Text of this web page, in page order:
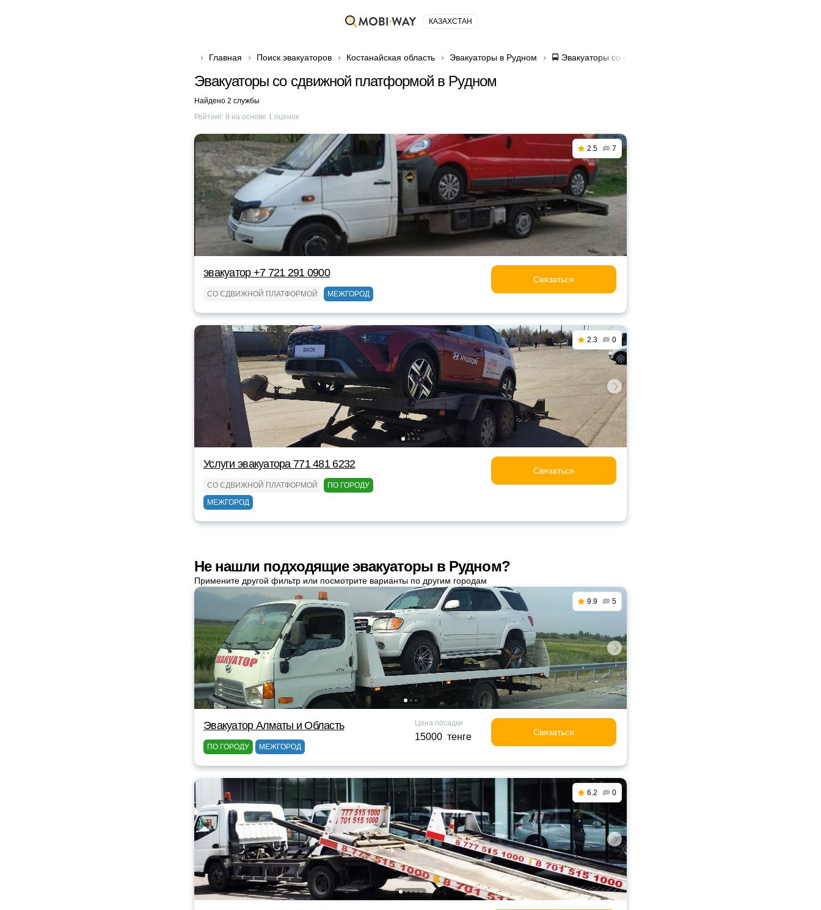
КАЗАХСТАН
Главная Поиск эвакуаторов Костанайская область Эвакуаторы в Рудном 🚍 Эвакуаторы со сдвижной платформой в Рудном
Эвакуаторы со сдвижной платформой в Рудном
Найдено 2 службы
Рейтинг: 8 на основе 1 оценок
2.5 7
эвакуатор +7 721 291 0900
СО СДВИЖНОЙ ПЛАТФОРМОЙ МЕЖГОРОД
Связаться
2.3 0
Услуги эвакуатора 771 481 6232
СО СДВИЖНОЙ ПЛАТФОРМОЙ
ПО ГОРОДУ
МЕЖГОРОД
Связаться
Не нашли подходящие эвакуаторы в Рудном?
Примените другой фильтр или посмотрите варианты по другим городам
9.9 5
Эвакуатор Алматы и Область
ПО ГОРОДУ МЕЖГОРОД
Цена посадки
15000 тенге Связаться
6.2 0